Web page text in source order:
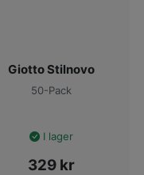
Giotto Stilnovo
50-Pack
I lager
329 kr